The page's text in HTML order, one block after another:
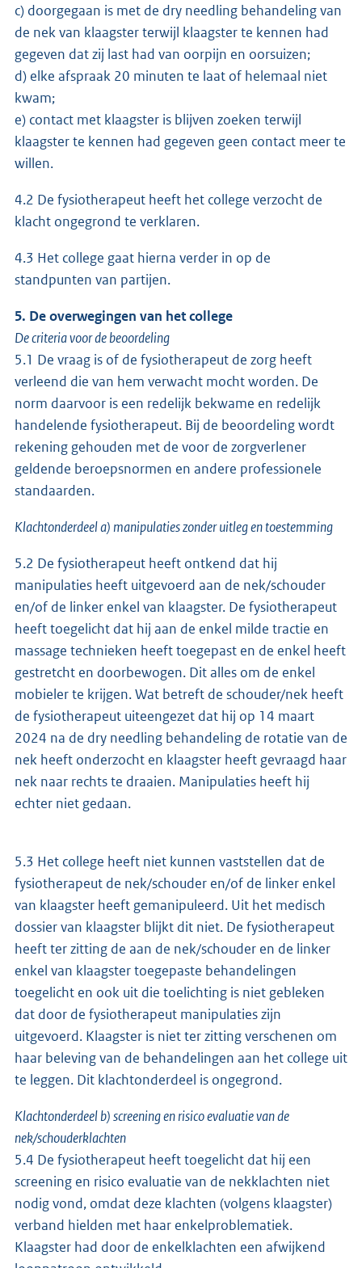
c) doorgegaan is met de dry needling behandeling van
de nek van klaagster terwijl klaagster te kennen had
gegeven dat zij last had van oorpijn en oorsuizen;
d) elke afspraak 20 minuten te laat of helemaal niet
kwam;
e) contact met klaagster is blijven zoeken terwijl
klaagster te kennen had gegeven geen contact meer te
willen.
4.2 De fysiotherapeut heeft het college verzocht de
klacht ongegrond te verklaren.
4.3 Het college gaat hierna verder in op de
standpunten van partijen.
5. De overwegingen van het college
De criteria voor de beoordeling
5.1 De vraag is of de fysiotherapeut de zorg heeft
verleend die van hem verwacht mocht worden. De
norm daarvoor is een redelijk bekwame en redelijk
handelende fysiotherapeut. Bij de beoordeling wordt
rekening gehouden met de voor de zorgverlener
geldende beroepsnormen en andere professionele
standaarden.
Klachtonderdeel a) manipulaties zonder uitleg en toestemming
5.2 De fysiotherapeut heeft ontkend dat hij
manipulaties heeft uitgevoerd aan de nek/schouder
en/of de linker enkel van klaagster. De fysiotherapeut
heeft toegelicht dat hij aan de enkel milde tractie en
massage technieken heeft toegepast en de enkel heeft
gestretcht en doorbewogen. Dit alles om de enkel
mobieler te krijgen. Wat betreft de schouder/nek heeft
de fysiotherapeut uiteengezet dat hij op 14 maart
2024 na de dry needling behandeling de rotatie van de
nek heeft onderzocht en klaagster heeft gevraagd haar
nek naar rechts te draaien. Manipulaties heeft hij
echter niet gedaan.
5.3 Het college heeft niet kunnen vaststellen dat de
fysiotherapeut de nek/schouder en/of de linker enkel
van klaagster heeft gemanipuleerd. Uit het medisch
dossier van klaagster blijkt dit niet. De fysiotherapeut
heeft ter zitting de aan de nek/schouder en de linker
enkel van klaagster toegepaste behandelingen
toegelicht en ook uit die toelichting is niet gebleken
dat door de fysiotherapeut manipulaties zijn
uitgevoerd. Klaagster is niet ter zitting verschenen om
haar beleving van de behandelingen aan het college uit
te leggen. Dit klachtonderdeel is ongegrond.
Klachtonderdeel b) screening en risico evaluatie van de
nek/schouderklachten
5.4 De fysiotherapeut heeft toegelicht dat hij een
screening en risico evaluatie van de nekklachten niet
nodig vond, omdat deze klachten (volgens klaagster)
verband hielden met haar enkelproblematiek.
Klaagster had door de enkelklachten een afwijkend